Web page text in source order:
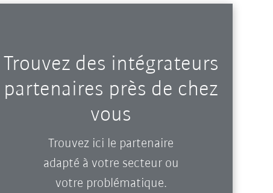
Trouvez des intégrateurs
partenaires près de chez
vous
Trouvez ici le partenaire
adapté à votre secteur ou
votre problématique.